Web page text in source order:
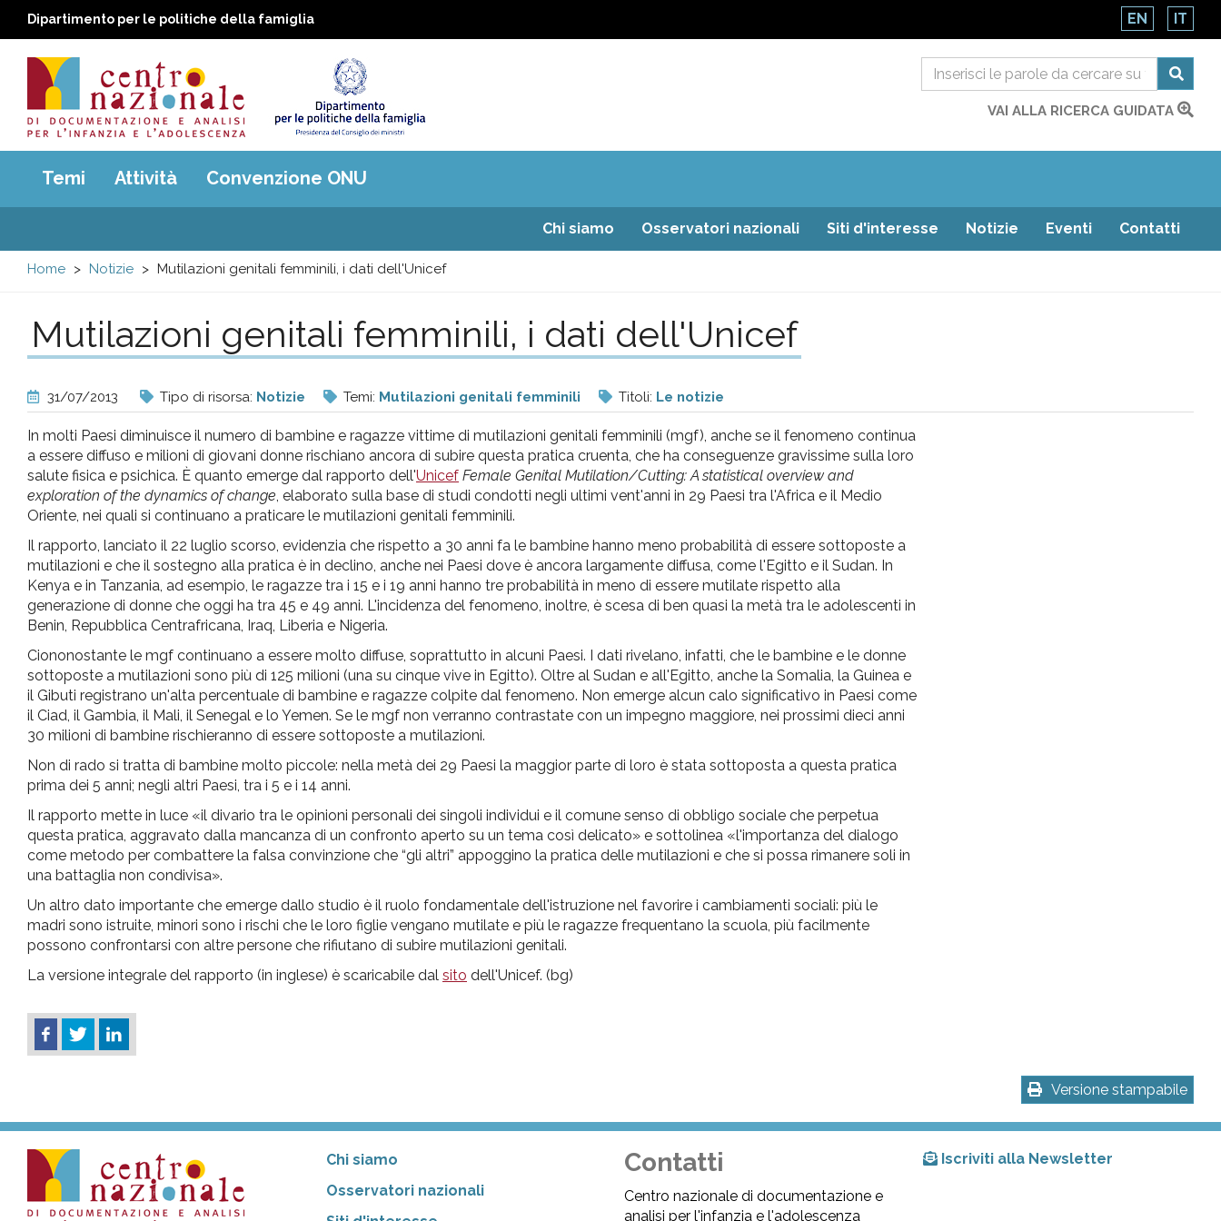
Dipartimento per le politiche della famiglia EN IT
Centro
nazionale
di
e
analisi
pr
l'infanzia
e
l'adolescenza
VAI ALLA RICERCA GUIDATA
Main
menu
Temi Attività Convenzione ONU
Chi siamo Osservatori nazionali Siti d'interesse Notizie Eventi Contatti
Home Notizie Mutilazioni genitali femminili, i dati dell'Unicef
Mutilazioni genitali femminili, i dati dell'Unicef
31/07/2013 Tipo di risorsa: Notizie Temi: Mutilazioni genitali femminili Titoli: Le notizie
In molti Paesi diminuisce il numero di bambine e ragazze vittime di mutilazioni genitali femminili (mgf), anche se il fenomeno continua
a essere diffuso e milioni di giovani donne rischiano ancora di subire questa pratica cruenta, che ha conseguenze gravissime sulla loro
salute fisica e psichica. È quanto emerge dal rapporto dell'Unicef Female Genital Mutilation/Cutting: A statistical overview and
exploration of the dynamics of change , elaborato sulla base di studi condotti negli ultimi vent'anni in 29 Paesi tra l'Africa e il Medio
Oriente, nei quali si continuano a praticare le mutilazioni genitali femminili.
Il rapporto, lanciato il 22 luglio scorso, evidenzia che rispetto a 30 anni fa le bambine hanno meno probabilità di essere sottoposte a
mutilazioni e che il sostegno alla pratica è in declino, anche nei Paesi dove è ancora largamente diffusa, come l'Egitto e il Sudan. In
Kenya e in Tanzania, ad esempio, le ragazze tra i 15 e i 19 anni hanno tre probabilità in meno di essere mutilate rispetto alla
generazione di donne che oggi ha tra 45 e 49 anni. L'incidenza del fenomeno, inoltre, è scesa di ben quasi la metà tra le adolescenti in
Benin, Repubblica Centrafricana, Iraq, Liberia e Nigeria.
Ciononostante le mgf continuano a essere molto diffuse, soprattutto in alcuni Paesi. I dati rivelano, infatti, che le bambine e le donne
sottoposte a mutilazioni sono più di 125 milioni (una su cinque vive in Egitto). Oltre al Sudan e all'Egitto, anche la Somalia, la Guinea e
il Gibuti registrano un'alta percentuale di bambine e ragazze colpite dal fenomeno. Non emerge alcun calo significativo in Paesi come
il Ciad, il Gambia, il Mali, il Senegal e lo Yemen. Se le mgf non verranno contrastate con un impegno maggiore, nei prossimi dieci anni
30 milioni di bambine rischieranno di essere sottoposte a mutilazioni.
Non di rado si tratta di bambine molto piccole: nella metà dei 29 Paesi la maggior parte di loro è stata sottoposta a questa pratica
prima dei 5 anni; negli altri Paesi, tra i 5 e i 14 anni.
Il rapporto mette in luce «il divario tra le opinioni personali dei singoli individui e il comune senso di obbligo sociale che perpetua
questa pratica, aggravato dalla mancanza di un confronto aperto su un tema così delicato» e sottolinea «l'importanza del dialogo
come metodo per combattere la falsa convinzione che “gli altri” appoggino la pratica delle mutilazioni e che si possa rimanere soli in
una battaglia non condivisa».
Un altro dato importante che emerge dallo studio è il ruolo fondamentale dell'istruzione nel favorire i cambiamenti sociali: più le
madri sono istruite, minori sono i rischi che le loro figlie vengano mutilate e più le ragazze frequentano la scuola, più facilmente
possono confrontarsi con altre persone che rifiutano di subire mutilazioni genitali.
La versione integrale del rapporto (in inglese) è scaricabile dal sito dell'Unicef. (bg)
Versione stampabile
Chi siamo
Osservatori nazionali
Contatti
Centro nazionale di documentazione e
analisi per l'infanzia e l'adolescenza
Iscriviti alla Newsletter